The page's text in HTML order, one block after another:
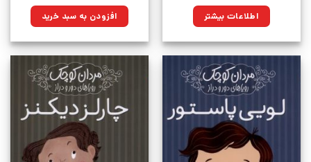
اطلاعات بیشتر ۳۴۰,۰۰۰تومان
بود.
۲۴۹,۹۰۰تومان.افزودن به سبد خرید